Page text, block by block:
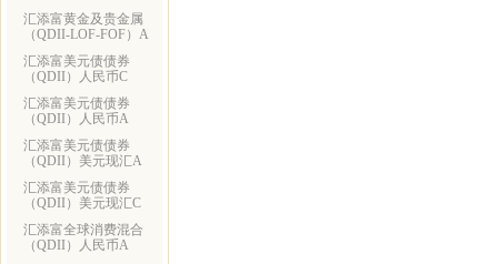
汇添富黄金及贵金属
（QDII-LOF-FOF）A
汇添富美元债债券
（QDII）人民币C
汇添富美元债债券
（QDII）人民币A
汇添富美元债债券
（QDII）美元现汇A
汇添富美元债债券
（QDII）美元现汇C
汇添富全球消费混合
（QDII）人民币A